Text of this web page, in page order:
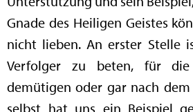
Gnade des Heiligen Geistes
nicht lieben. An erster Stelle
Verfolger zu beten, für
demütigen oder gar nach
selbst hat uns ein Beispiel